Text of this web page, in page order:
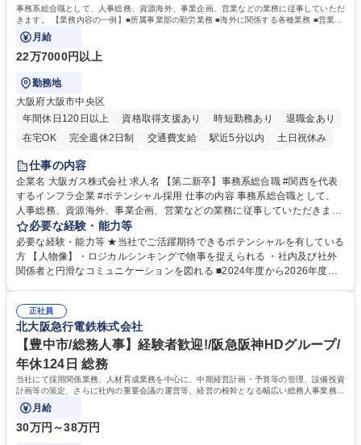
事務系総合職として、人事総務、資源海外、事業企画、営業などの業務に従事していただ
きます。 【業務内容の一例】■所属事業部の勤労業務 ■海外に関係する各種業務 ■営業部
門の企画スタッフ、ルート営業
月給
22万7000円以上
勤務地
大阪府大阪市中央区
年間休日120日以上
資格取得支援あり 時短勤務あり
退職金あり
在宅OK
完全週休2日制 交通費支給 駅近5分以内
土日祝休み
服装自由
第二新卒歓迎
仕事の内容
企業名 大阪ガス株式会社 求人名 【第二新卒】事務系総合職 #関西を代表
するインフラ企業 #ポテンシャル採用 仕事の内容 事務系総合職として、
人事総務、資源海外、事業企画、営業などの業務に従事していただきま
す。 【業務内容の一例】■所属事業部の勤労業務 ■海外に関係する各種業
務 ■営業部門の企画スタッフ、ルート営業 【キャリアパス】入社後の配属
ポジションで一定期間ご活躍頂いた後、本人の適性及び将来のキャリアを
鑑みてジョブローテーションを行います。 【育成】OJTでの現場育成や研
表するインフラ企業 #ポテンシャル採用
必要な経験・能力等
必要な経験・能力等 ★当社でご活躍期待できるポテンシャルを有している
方 【人物像】・ロジカルシンキングで物事を捉えられる ・社内及び社外
関係者と円滑なコミュニケーションを図れる ■2024年度から2026年度ま
72.html ■エネルギーセキュリティの不安定化や気候変動による自然災害の
甚大化など、これまで以上に社会課題解決の重要性が高まっています。
「未来の日常」の創造に向けて持続可能な社会の実現に貢献してまいりま
す。 学歴・資格 学歴：大学院 大学 語学力： 資格：
正社員
北大阪急行電鉄株式会社
【豊中市/総務人事】経験者歓迎!/阪急阪神HDグループ/
年休124日 総務
当社にて採用関係業務、人材育成業務を中心に、中期経営計画・予算等の管理、設備投資
計画等の策定、さらに社内の重要会議の運営等、経営の根幹となる幅広い総務人事業務全
般を担当していただきます。
月給
30万円～38万円